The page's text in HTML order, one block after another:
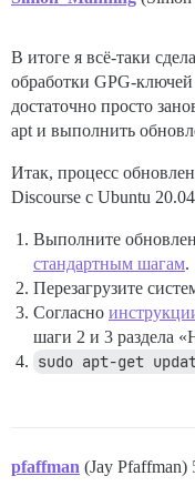
В итоге я всё-таки
обработки GPG-
достаточно просто
apt и выполнить
Итак, процесс
Discourse с Ubuntu
Выполните
стандартным шагам.
Перезагрузите
Согласно
шаги 2 и 3 раздела
sudo apt-get
pfaffman (Jay Pfaffman)